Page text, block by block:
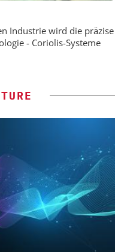
Industrie wird die präzise
- Coriolis-Systeme